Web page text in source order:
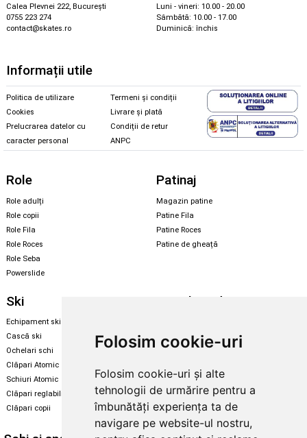
Folosim cookie-uri
Folosim cookie-uri și alte
tehnologii de urmărire pentru a
îmbunătăți experiența ta de
navigare pe website-ul nostru,
Calea Plevnei 222, București
0755 223 274
contact@skates.ro
Luni - vineri: 10.00 - 20.00
Sâmbătă: 10.00 - 17.00
Duminică: închis
Informații utile
Politica de utilizare
Cookies
Prelucrarea datelor cu
caracter personal
Termeni și condiții
Livrare și plată
Condiții de retur
ANPC
Role
Role adulți
Role copii
Role Fila
Role Roces
Role Seba
Powerslide
Patinaj
Magazin patine
Patine Fila
Patine Roces
Patine de gheață
Ski
Echipament ski
Cască ski
Ochelari schi
Clăpari Atomic
Schiuri Atomic
Clăpari reglabili
Clăpari copii
Snowboard
Echipament snowboard
Legături Rome SDS
Skate & longboard
Enuff Skateboards